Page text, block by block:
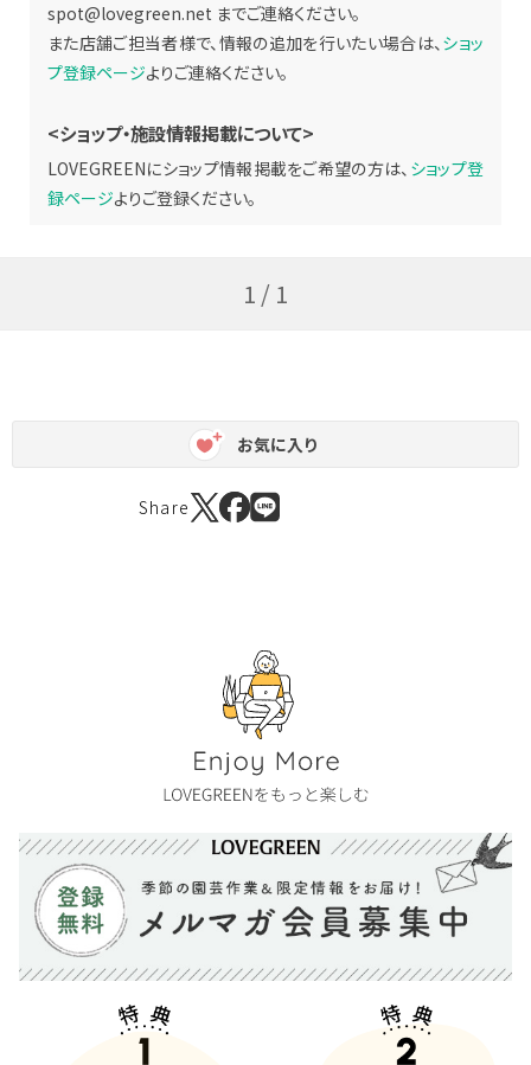
spot@lovegreen.net までご連絡ください。
また店舗ご担当者様で、情報の追加を行いたい場合は、ショッ
プ登録ページよりご連絡ください。
<ショップ・施設情報掲載について>
LOVEGREENにショップ情報掲載をご希望の方は、 ショップ登
録ページよりご登録ください。
1 / 1
お気に入り
Share